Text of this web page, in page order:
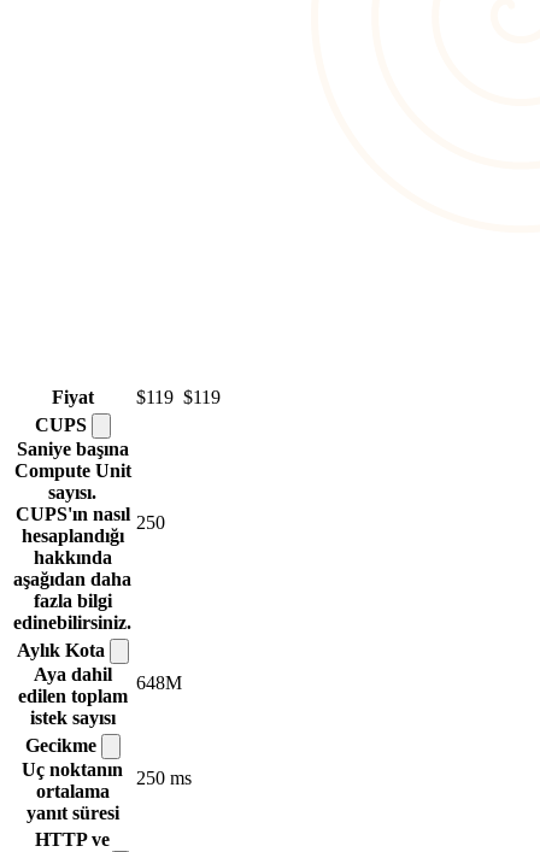
Fiyat $119 $119
CUPS
Saniye başına
Compute Unit
sayısı.
CUPS'ın nasıl
hesaplandığı
hakkında
aşağıdan daha
fazla bilgi
edinebilirsiniz.
250
Aylık Kota
Aya dahil
edilen toplam
istek sayısı
648M
Gecikme
Uç noktanın
ortalama
yanıt süresi
250 ms
HTTP ve